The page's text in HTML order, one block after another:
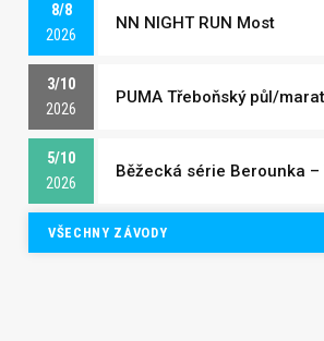
8/8
2026
NN NIGHT RUN Most
3/10
2026
PUMA Třeboňský půl/
5/10
2026
Běžecká série Berounka –
VŠECHNY ZÁVODY